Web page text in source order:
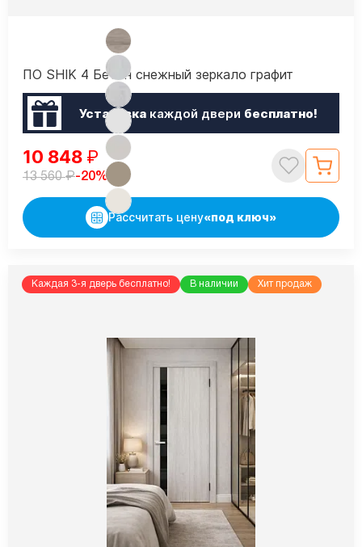
ПО SHIK 4 Бетон снежный зеркало графит
Установкакаждой двери бесплатно!
10 848 ₽
13 560₽-20%
Рассчитать цену«под ключ»
Каждая 3-я дверь бесплатно! В наличии Хит продаж